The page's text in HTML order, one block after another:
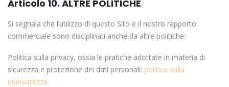
Articolo 10. ALTRE POLITICHE
Si segnala che l’utilizzo di questo Sito e il nostro rapporto
commerciale sono disciplinati anche da altre politiche:
Politica sulla privacy, ossia le pratiche adottate in materia di
sicurezza e protezione dei dati personali: politica sulla
riservatezza